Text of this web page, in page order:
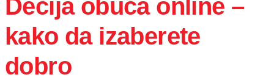
Dečija obuća online –
kako da izaberete
dobro